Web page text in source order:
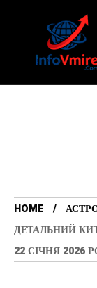
HOME
ДЕТАЛЬНИЙ
22 СІЧНЯ 2026